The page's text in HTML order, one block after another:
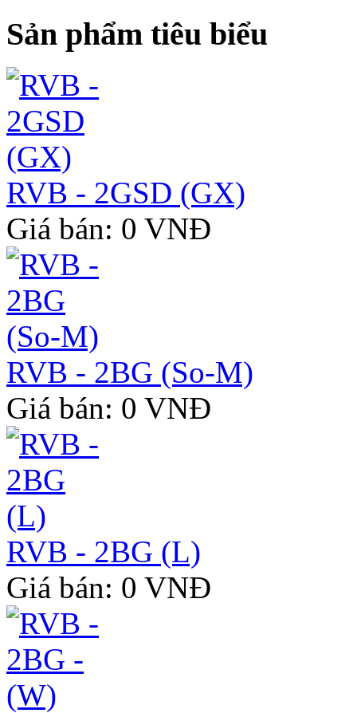
Sản phẩm tiêu biểu
RVB - 2GSD (GX)
Giá bán: 0 VNĐ
RVB - 2BG (So-M)
Giá bán: 0 VNĐ
RVB - 2BG (L)
Giá bán: 0 VNĐ